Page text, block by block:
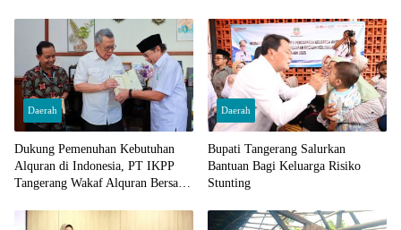
Daerah
Dukung Pemenuhan Kebutuhan
Alquran di Indonesia, PT IKPP
Tangerang Wakaf Alquran Bersama
Daerah
Bupati Tangerang Salurkan
Bantuan Bagi Keluarga Risiko
Stunting